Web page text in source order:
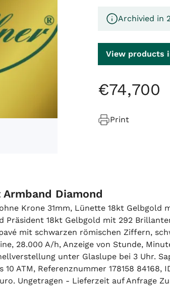
Archivied in
View products
€74,700
Print
Diamond
Krone 31mm, Lünette 18kt
18kt Gelbgold mit 292
mit schwarzen römischen Ziffern,
28.000 A/h, Anzeige von Stunde,
unter Glaslupe bei 3 Uhr.
ATM, Referenznummer 178158 84168,
Ungetragen - Lieferzeit auf Anfrage